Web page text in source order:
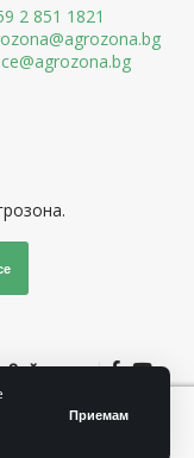
Приемам
2 851 1821
ни
на “Бисквитки”